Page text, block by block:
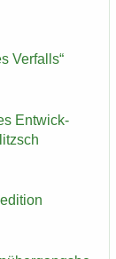
Ver­falls“
Ent­wick­